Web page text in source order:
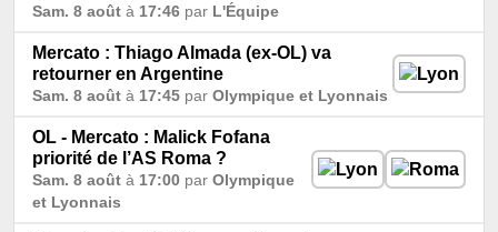
Sam. 8 août à 17:46 par L'Équipe
Mercato : Thiago Almada (ex-OL) va
retourner en Argentine
Sam. 8 août à 17:45 par Olympique et Lyonnais
OL - Mercato : Malick Fofana
priorité de l’AS Roma ?
Sam. 8 août à 17:00 par Olympique
et Lyonnais